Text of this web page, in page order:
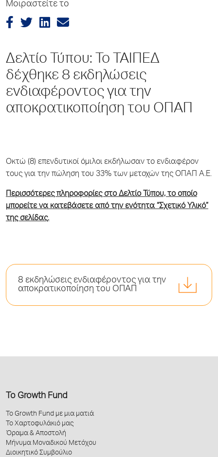
Μοιραστείτε το
Δελτίο Τύπου: To ΤΑΙΠΕΔ
δέχθηκε 8 εκδηλώσεις
ενδιαφέροντος για την
αποκρατικοποίηση του ΟΠΑΠ
Οκτώ (8) επενδυτικοί όμιλοι εκδήλωσαν το ενδιαφέρον
τους για την πώληση του 33% των μετοχών της ΟΠΑΠ Α.Ε.
Περισσότερες πληροφορίες στο Δελτίο Τύπου, το οποίο
μπορείτε να κατεβάσετε από την ενότητα “Σχετικό Υλικό”
της σελίδας.
8 εκδηλώσεις ενδιαφέροντος για την
αποκρατικοποίηση του ΟΠΑΠ
Το Growth Fund
Το Growth Fund με μια ματιά
Το Χαρτοφυλάκιό μας
Όραμα & Αποστολή
Μήνυμα Μοναδικού Μετόχου
Διοικητικό Συμβούλιο